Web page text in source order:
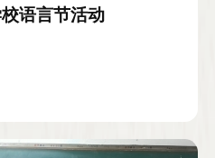
语言节活动